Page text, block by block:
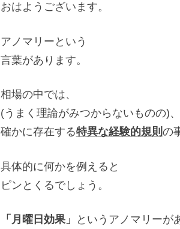
おはようございます。
アノマリーという
言葉があります。
相場の中では、
(うまく理論がみつからないものの)、
確かに存在する特異な経験的規則 の
具体的に何かを例えると
ピンとくるでしょう。
「月曜日効果」 というアノマリーが